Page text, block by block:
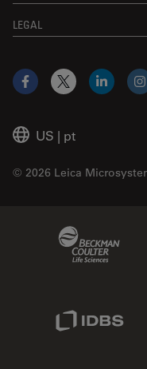
LEGAL
US | pt
© 2026 Leica
Facebook
X